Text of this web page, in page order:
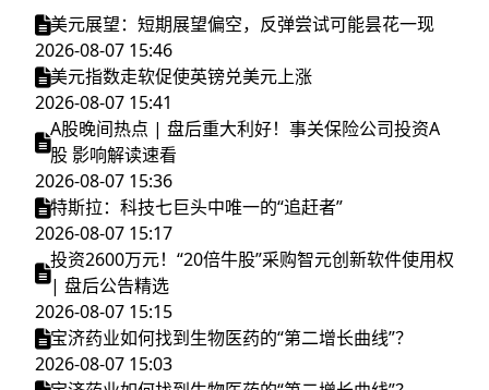
美元展望：短期展望偏空，反弹尝试可能昙花一现
2026-08-07 15:46
美元指数走软促使英镑兑美元上涨
2026-08-07 15:41
A股晚间热点 | 盘后重大利好！事关保险公司投资A
股 影响解读速看
2026-08-07 15:36
特斯拉：科技七巨头中唯一的“追赶者”
2026-08-07 15:17
投资2600万元！“20倍牛股”采购智元创新软件使用权
| 盘后公告精选
2026-08-07 15:15
宝济药业如何找到生物医药的“第二增长曲线”？
2026-08-07 15:03